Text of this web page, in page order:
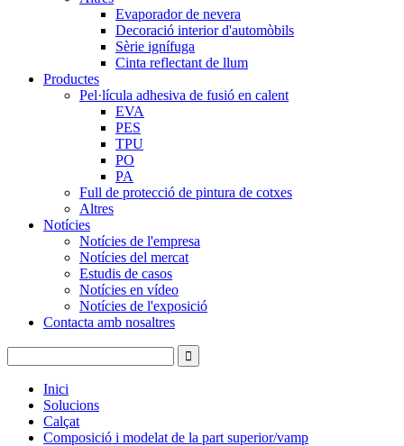
Evaporador de nevera
Decoració interior d'automòbils
Sèrie ignífuga
Cinta reflectant de llum
Productes
Pel·lícula adhesiva de fusió en calent
EVA
PES
TPU
PO
PA
Full de protecció de pintura de cotxes
Altres
Notícies
Notícies de l'empresa
Notícies del mercat
Estudis de casos
Notícies en vídeo
Notícies de l'exposició
Contacta amb nosaltres
Inici
Solucions
Calçat
Composició i modelat de la part superior/vamp